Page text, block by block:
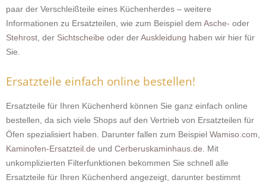
paar der Verschleißteile eines Küchenherdes – weitere
Informationen zu Ersatzteilen, wie zum Beispiel dem Asche- oder
Stehrost , der Sichtscheibe oder derAuskleidung haben wir hier für
Sie.
Ersatzteile einfach online bestellen!
Ersatzteile für Ihren Küchenherd können Sie ganz einfach online
bestellen, da sich viele Shops auf den Vertrieb von Ersatzteilen für
Öfen spezialisiert haben. Darunter fallen zum Beispiel Wamiso.com
Kaminofen-Ersatzteil.de und Cerberuskaminhaus.de . Mit
unkomplizierten Filterfunktionen bekommen Sie schnell alle
Ersatzteile für Ihren Küchenherd angezeigt, darunter bestimmt